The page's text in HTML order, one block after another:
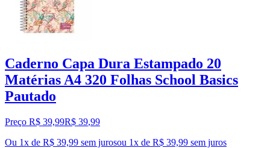
Caderno Capa Dura Estampado 20
Matérias A4 320 Folhas School Basics
Pautado
Preço R$ 39,99R$ 39,99
Ou 1x de R$ 39,99 sem jurosou 1x de R$ 39,99 sem juros